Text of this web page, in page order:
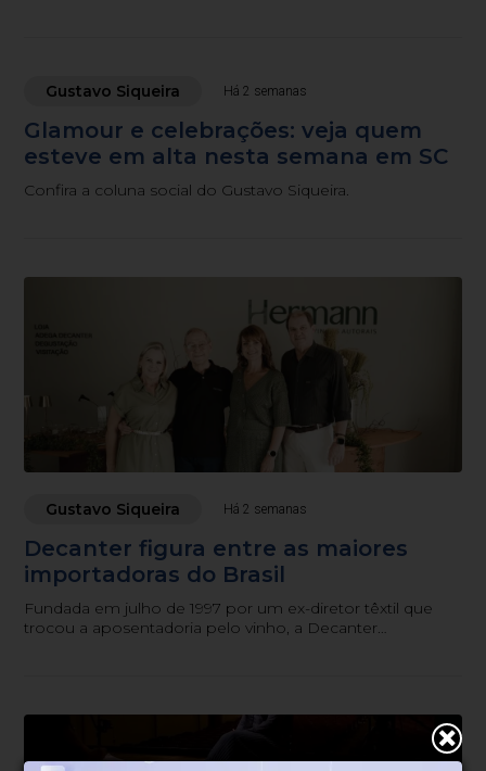
Gustavo Siqueira Há 2 semanas
Glamour e celebrações: veja quem
esteve em alta nesta semana em SC
Confira a coluna social do Gustavo Siqueira.
Gustavo Siqueira Há 2 semanas
Decanter figura entre as maiores
importadoras do Brasil
Fundada em julho de 1997 por um ex-diretor têxtil que
trocou a aposentadoria pelo vinho, a Decanter